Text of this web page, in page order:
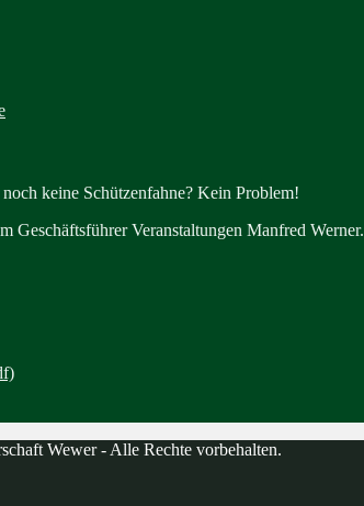
keine Schützenfahne? Kein Problem!
Geschäftsführer Veranstaltungen Manfred Werner.
Wewer - Alle Rechte vorbehalten.